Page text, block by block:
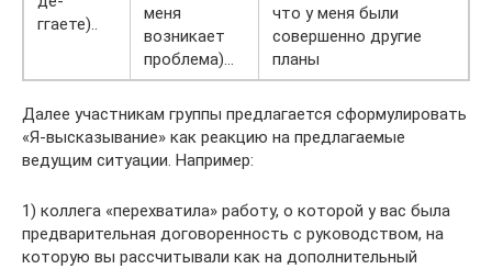
ггаете)..
меня
возникает
проблема)…
что у меня были
совершенно дру­гие
планы
Далее участникам группы предлагается сформулировать
«Я-высказывание» как реакцию на предлагаемые
ведущим ситуации. Например:
1) коллега «перехватила» работу, о которой у вас была
предварительная дого­воренность с руководством, на
которую вы рассчитывали как на дополнительный